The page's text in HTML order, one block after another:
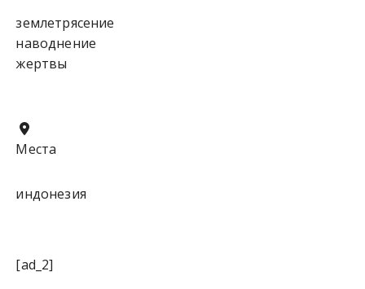
землетрясение
наводнение
жертвы
Места
индонезия
[ad_2]